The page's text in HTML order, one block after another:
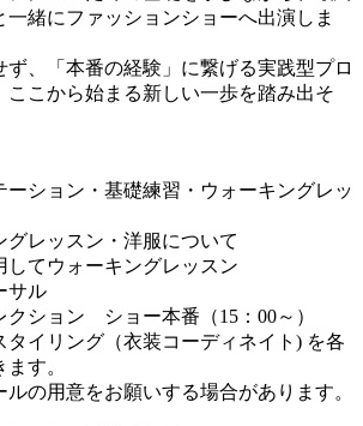
一緒にファッションショーへ出演しま
ず、「本番の経験」に繋げる実践型プロ
ここから始まる新しい一歩を踏み出そ
ション・基礎練習・ウォーキングレッ
レッスン・洋服について
てウォーキングレッスン
サル
ション ショー本番（15：00～）
イリング（衣装コーディネイト) を各
す。
の用意をお願いする場合があります。